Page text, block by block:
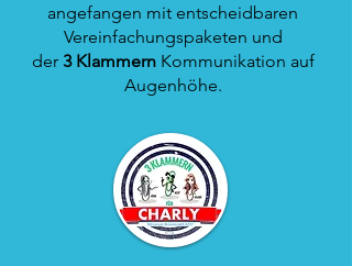
angefangen mit entscheidbaren
Vereinfachungspaketen und
der3 Klammern Kommunikation auf
Augenhöhe.